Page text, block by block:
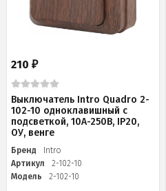
210 ₽
Выключатель Intro Quadro 2-
102-10 одноклавишный с
подсветкой, 10А-250В, IP20,
ОУ, венге
Бренд
Intro
Артикул
2-102-10
Модель
2-102-10